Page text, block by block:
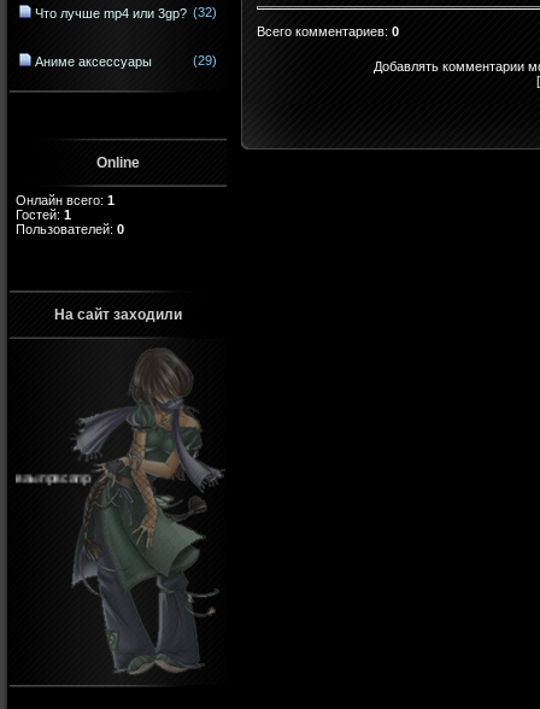
Что лучше mp4 или 3gp? (32)
Аниме аксессуары (29)
Online
Онлайн всего: 1
Гостей: 1
Пользователей: 0
На сайт заходили
ваыпрвсапр
Всего комментариев: 0
Добавлять комментарии